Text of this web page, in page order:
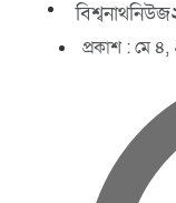
প্রকাশ :মে